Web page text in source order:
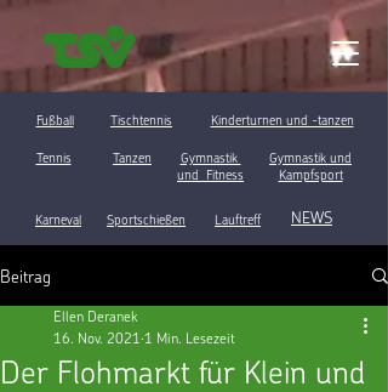
Fußball Tischtennis Kinderturnen und -tanzen
Tennis Tanzen
Gymnastik
und Fitness
Gymnastik und
Kampfsport
Karneval Sportschießen Lauftreff NEWS
Beitrag
Der Flohmarkt für Klein und
Ellen Deranek
16. Nov. 2021 1 Min. Lesezeit